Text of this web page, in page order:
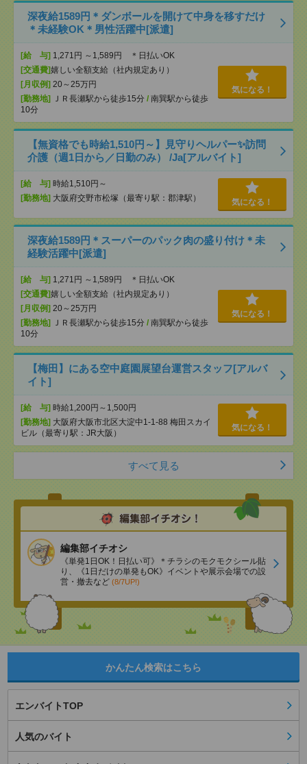
深夜給1589円＊ダンボールを開けて中身を移すだけ
＊未経験OK＊男性活躍中[派遣]
[給 与] 1,271円 ～1,589円 ＊日払いOK
[交通費]嬉しい全額支給（社内規定あり）
[月収例] 20～25万円
[勤務地]
ＪＲ長瀬駅から徒歩15分 / 南巽駅から徒歩
10分
気になる！
【無資格でも時給1,510円～】見守りヘルパー✨訪問
介護（週1日から／日勤のみ） /Ja[アルバイト]
[給 与] 時給1,510円～
[勤務地] 大阪府交野市松塚（最寄り駅：郡津駅） 気になる！
深夜給1589円＊スーパーのパック肉の盛り付け＊未
経験活躍中[派遣]
[給 与] 1,271円 ～1,589円 ＊日払いOK
[交通費]嬉しい全額支給（社内規定あり）
[月収例] 20～25万円
[勤務地]
ＪＲ長瀬駅から徒歩15分 / 南巽駅から徒歩
10分
気になる！
【梅田】にある空中庭園展望台運営スタッフ[アルバ
イト]
[給 与] 時給1,200円～1,500円
[勤務地] 大阪府大阪市北区大淀中1-1-88 梅田スカイ
ビル（最寄り駅：JR大阪）
気になる！
すべて見る
編集部イチオシ
《単発1日OK！日払い可》＊チラシのモクモクシール貼
り、《1日だけの単発もOK》イベントや展示会場での設
営・撤去など (8/7UP!)
かんたん検索はこちら
エンバイトTOP
人気のバイト